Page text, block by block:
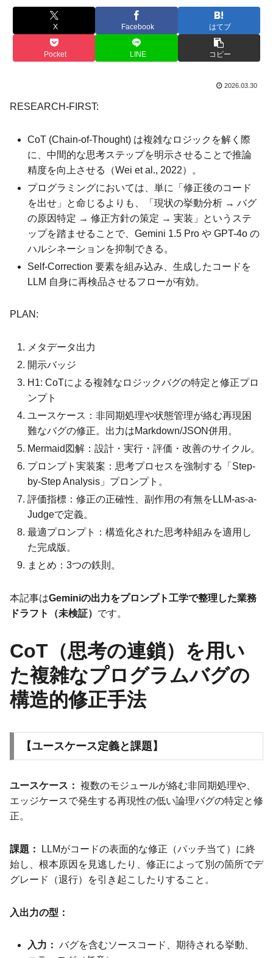
X Facebook はてブ
Pocket LINE コピー
2026.03.30
RESEARCH-FIRST:
CoT (Chain-of-Thought) は複雑なロジックを解く際
に、中間的な思考ステップを明示させることで推論
精度を向上させる（Wei et al., 2022）。
プログラミングにおいては、単に「修正後のコード
を出せ」と命じるよりも、「現状の挙動分析 → バグ
の原因特定 → 修正方針の策定 → 実装」というステ
ップを踏ませることで、Gemini 1.5 Pro や GPT-4o の
ハルシネーションを抑制できる。
Self-Correction 要素を組み込み、生成したコードを
LLM 自身に再検品させるフローが有効。
PLAN:
メタデータ出力
開示バッジ
H1: CoTによる複雑なロジックバグの特定と修正プロ
ンプト
ユースケース：非同期処理や状態管理が絡む再現困
難なバグの修正。出力はMarkdown/JSON併用。
Mermaid図解：設計・実行・評価・改善のサイクル。
プロンプト実装案：思考プロセスを強制する「Step-
by-Step Analysis」プロンプト。
評価指標：修正の正確性、副作用の有無をLLM-as-a-
Judgeで定義。
最適プロンプト：構造化された思考枠組みを適用し
た完成版。
まとめ：3つの鉄則。
本記事はGeminiの出力をプロンプト工学で整理した業務
ドラフト（未検証） です。
CoT（思考の連鎖）を用い
た複雑なプログラムバグの
構造的修正手法
【ユースケース定義と課題】
ユースケース： 複数のモジュールが絡む非同期処理や、
エッジケースで発生する再現性の低い論理バグの特定と修
正。
課題：
LLMがコードの表面的な修正（パッチ当て）に終
始し、根本原因を見逃したり、修正によって別の箇所でデ
グレード（退行）を引き起こしたりすること。
入出力の型：
入力： バグを含むソースコード、期待される挙動、